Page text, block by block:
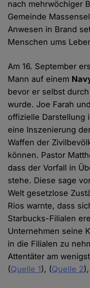
nach mehrwöchiger
Gemeinde
Anwesen in Brand
Menschen ums
Am 16. September
Mann auf einem
bevor er selbst
wurde. Joe Farah
offizielle Darstellung
eine Inszenierung
Waffen der
können. Pastor
dass der Vorfall in
stehe. Diese sage
Welt gesetzlose
Rios warnte, dass
Starbucks-Filialen
Unternehmen seine
in die Filialen zu
Attentäter am
(Quelle 1), (Quelle 2